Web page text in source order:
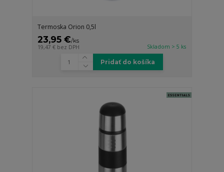
Termoska Orion 0,5l
23,95 €/ks
19,47 € bez DPH Skladom > 5 ks
Pridať do košíka